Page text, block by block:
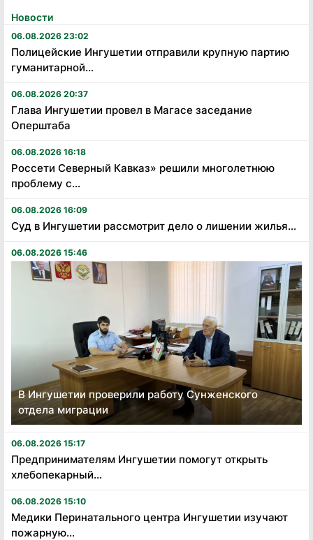
Новости
06.08.2026 23:02
Полицейские Ингушетии отправили крупную партию
гуманитарной...
06.08.2026 20:37
Глава Ингушетии провел в Магасе заседание
Оперштаба
06.08.2026 16:18
Россети Северный Кавказ» решили многолетнюю
проблему с...
06.08.2026 16:09
Суд в Ингушетии рассмотрит дело о лишении жилья...
06.08.2026 15:46
В Ингушетии проверили работу Сунженского
отдела миграции
06.08.2026 15:17
Предпринимателям Ингушетии помогут открыть
хлебопекарный...
06.08.2026 15:10
Медики Перинатального центра Ингушетии изучают
пожарную...